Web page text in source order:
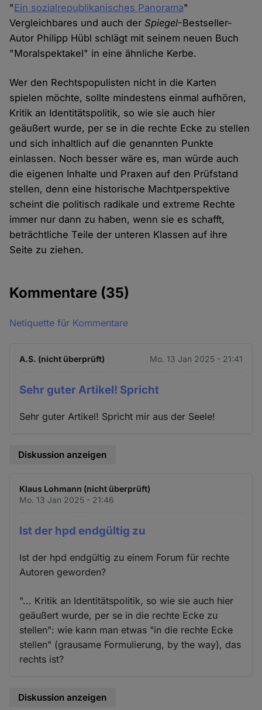
"Ein sozialrepublikanisches Panorama"
Vergleichbares und auch derSpiegel-Bestseller-
Autor Philipp Hübl schlägt mit seinem neuen Buch
"Moralspektakel" in eine ähnliche Kerbe.
Wer den Rechtspopulisten nicht in die Karten
spielen möchte, sollte mindestens einmal aufhören,
Kritik an Identitätspolitik, so wie sie auch hier
geäußert wurde, per se in die rechte Ecke zu stellen
und sich inhaltlich auf die genannten Punkte
einlassen. Noch besser wäre es, man würde auch
die eigenen Inhalte und Praxen auf den Prüfstand
stellen, denn eine historische Machtperspektive
scheint die politisch radikale und extreme Rechte
immer nur dann zu haben, wenn sie es schafft,
beträchtliche Teile der unteren Klassen auf ihre
Seite zu ziehen.
Kommentare (35)
Netiquette für Kommentare
A.S. (nicht überprüft) Mo. 13 Jan 2025 - 21:41
Sehr guter Artikel! Spricht
Sehr guter Artikel! Spricht mir aus der Seele!
Diskussion anzeigen
Klaus Lohmann (nicht überprüft)
Mo. 13 Jan 2025 - 21:46
Ist der hpd endgültig zu
Ist der hpd endgültig zu einem Forum für rechte
Autoren geworden?
"... Kritik an Identitätspolitik, so wie sie auch hier
geäußert wurde, per se in die rechte Ecke zu
stellen": wie kann man etwas "in die rechte Ecke
stellen" (grausame Formulierung, by the way), das
rechts ist?
Diskussion anzeigen